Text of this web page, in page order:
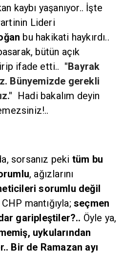
kaybı yaşanıyor.. İşte
Lideri
bu hakikati haykırdı..
bütün açık
ifade etti.. "Bayrak
Bünyemizde gerekli
Hadi bakalım deyin
sorsanız peki tüm bu
, ağızlarını
sorumlu değil
mantığıyla;seçmen
garipleştiler?.. Öyle ya,
uykularından
Bir de Ramazan ayı